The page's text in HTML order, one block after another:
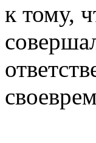
к тому,